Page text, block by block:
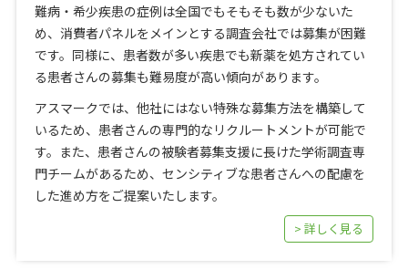
難病・希少疾患の症例は全国でもそもそも数が少ないた
め、消費者パネルをメインとする調査会社では募集が困難
です。同様に、患者数が多い疾患でも新薬を処方されてい
る患者さんの募集も難易度が高い傾向があります。
アスマークでは、他社にはない特殊な募集方法を構築して
いるため、患者さんの専門的なリクルートメントが可能で
す。また、患者さんの被験者募集支援に長けた学術調査専
門チームがあるため、センシティブな患者さんへの配慮を
した進め方をご提案いたします。
> 詳しく見る